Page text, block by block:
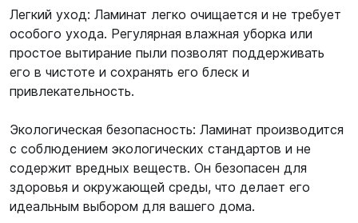
Легкий уход: Ламинат легко очищается и не требует
особого ухода. Регулярная влажная уборка или
простое вытирание пыли позволят поддерживать
его в чистоте и сохранять его блеск и
привлекательность.
Экологическая безопасность: Ламинат производится
с соблюдением экологических стандартов и не
содержит вредных веществ. Он безопасен для
здоровья и окружающей среды, что делает его
идеальным выбором для вашего дома.